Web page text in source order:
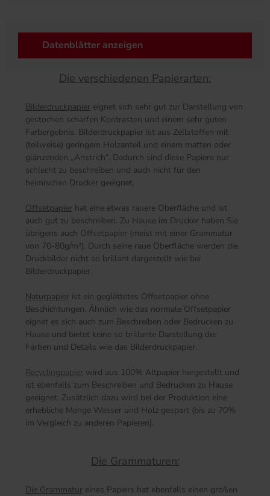
Datenblätter anzeigen
Die verschiedenen Papierarten:
Bilderdruckpapier eignet sich sehr gut zur Darstellung von
gestochen scharfen Kontrasten und einem sehr guten
Farbergebnis. Bilderdruckpapier ist aus Zellstoffen mit
(teilweise) geringem Holzanteil und einem matten oder
glänzenden „Anstrich“. Dadurch sind diese Papiere nur
schlecht zu beschreiben und auch nicht für den
heimischen Drucker geeignet.
Offsetpapier hat eine etwas rauere Oberfläche und ist
auch gut zu beschreiben. Zu Hause im Drucker haben Sie
übrigens auch Offsetpapier (meist mit einer Grammatur
von 70-80g/m²). Durch seine raue Oberfläche werden die
Druckbilder nicht so brillant dargestellt wie bei
Bilderdruckpapier.
Naturpapier ist ein geglättetes Offsetpapier ohne
Beschichtungen. Ähnlich wie das normale Offsetpapier
eignet es sich auch zum Beschreiben oder Bedrucken zu
Hause und bietet keine so brillante Darstellung der
Farben und Details wie das Bilderdruckpapier.
Recyclingpapier wird aus 100% Altpapier hergestellt und
ist ebenfalls zum Beschreiben und Bedrucken zu Hause
geeignet. Zusätzlich dazu wird bei der Produktion eine
erhebliche Menge Wasser und Holz gespart (bis zu 70%
im Vergleich zu anderen Papieren).
Die Grammaturen:
Die Grammatur eines Papiers hat ebenfalls einen großen